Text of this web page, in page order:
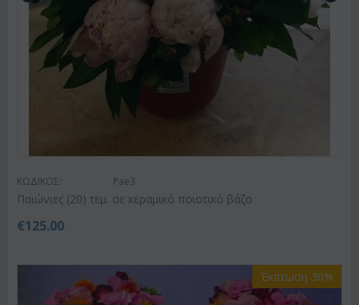
ΚΩΔΙΚΟΣ: Pae3
Παιώνιες (20) τεμ. σε κεραμικό ποιοτικό βάζο
€125.00
Έκπτωση 30%